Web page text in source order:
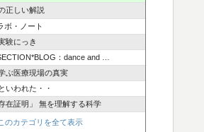
正しい解説
ボ・ノート
験にっき
：dance and …
ぶ医療現場の真実
いわれた・・
在証明」 無を理解する科学
のカテゴリを全て表示